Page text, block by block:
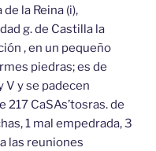
la Reina (i),
g. de Castilla la
, en un pequeño
piedras; es de
V y se padecen
CaSAs’tosras. de
1 mal empedrada, 3
las reuniones